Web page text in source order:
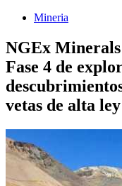
Mineria
NGEx
Fase 4 de
vetas de alta ley